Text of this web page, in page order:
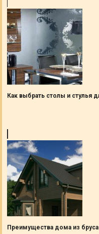
Как выбрать столы и стулья
Преимущества дома из